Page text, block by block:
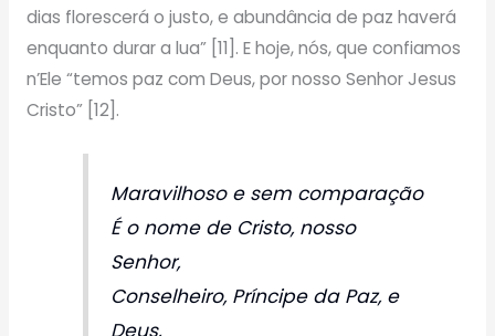
dias florescerá o justo, e abundância de paz haverá
enquanto durar a lua” [11]. E hoje, nós, que confiamos
n’Ele “temos paz com Deus, por nosso Senhor Jesus
Cristo” [12].
Maravilhoso e sem comparação
É o nome de Cristo, nosso
Senhor,
Conselheiro, Príncipe da Paz, e
Deus,